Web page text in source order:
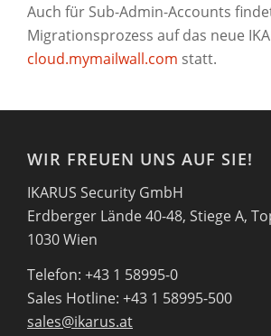
Auch für Sub-Admin-Accounts
Migrationsprozess auf das neue
cloud.mymailwall.com statt.
WIR FREUEN UNS AUF SIE!
IKARUS Security GmbH
Erdberger Lände 40-48, Stiege A,
1030 Wien
Telefon: +43 1 58995-0
Sales Hotline: +43 1 58995-500
sales@ikarus.at